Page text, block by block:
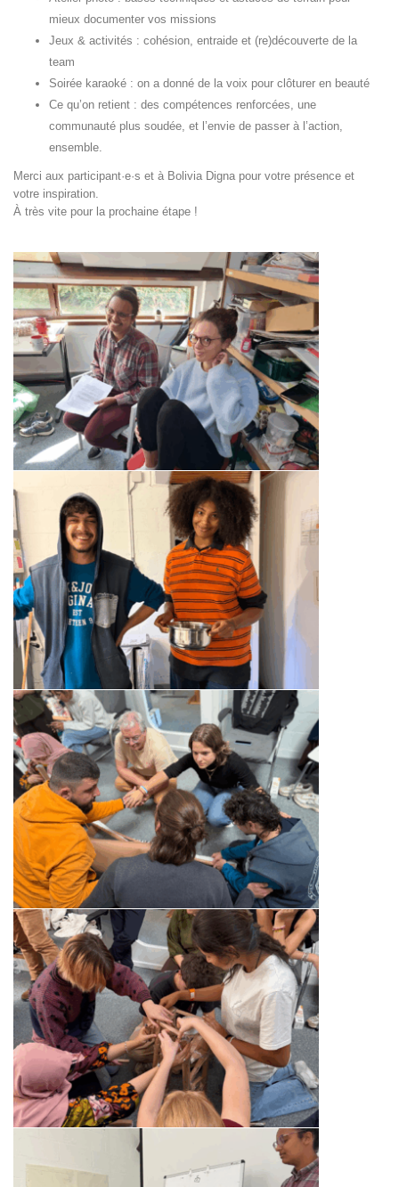
mieux documenter vos missions
Jeux & activités : cohésion, entraide et (re)découverte de la
team
Soirée karaoké : on a donné de la voix pour clôturer en beauté
Ce qu’on retient : des compétences renforcées, une
communauté plus soudée, et l’envie de passer à l’action,
ensemble.
Merci aux participant·e·s et à Bolivia Digna pour votre présence et
votre inspiration.
À très vite pour la prochaine étape !